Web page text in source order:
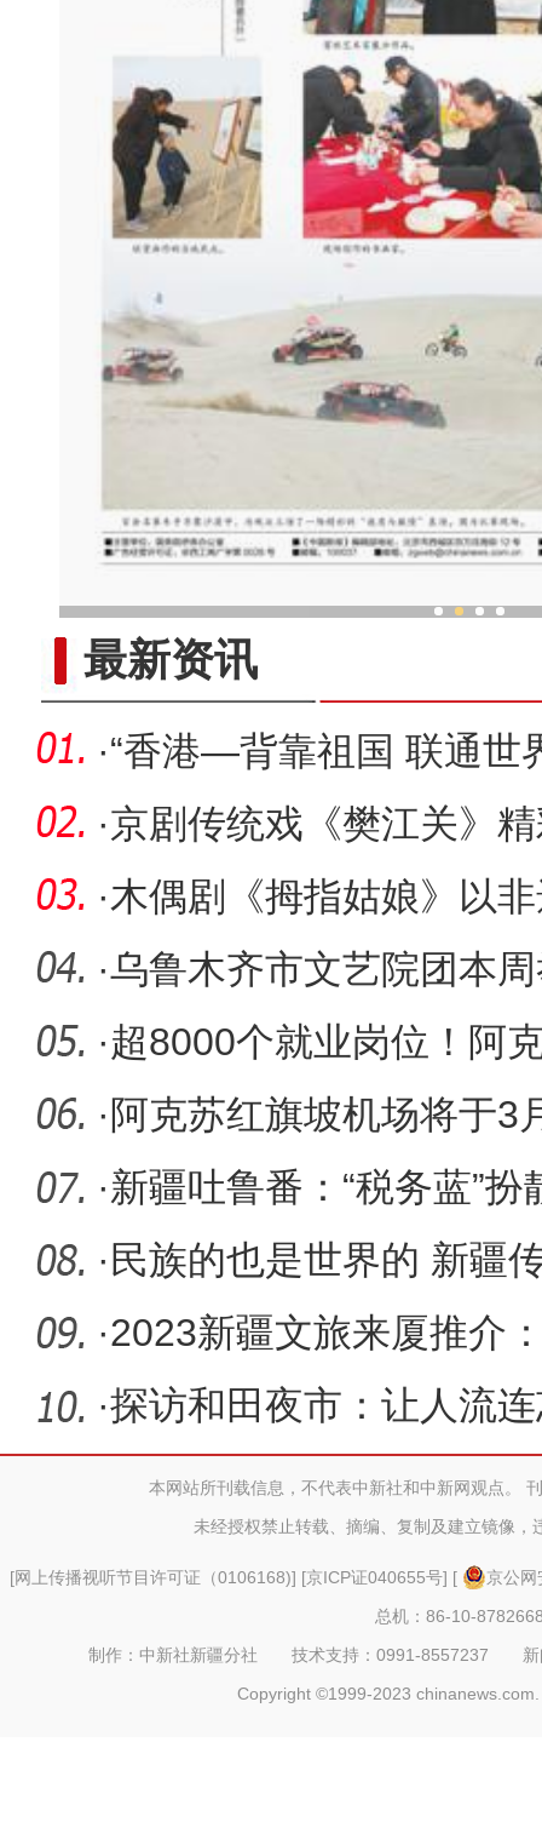
最新资讯
·“香港—背靠祖国 联通世
·京剧传统戏《樊江关》
·木偶剧《拇指姑娘》以
话
·乌鲁木齐市文艺院团本
·超8000个就业岗位！阿
模招聘会
· 阿克苏红旗坡机场将于3
疆外航线
·新疆吐鲁番：“税务蓝”扮
· 民族的也是世界的 新疆
得更远？
·2023新疆文旅来厦推介
·探访和田夜市：让人流
本网站所刊载信息，不代表中新社和中新网观点。
未经授权禁止转载、摘编、复制及建立镜像，
[网上传播视听节目许可证（0106168)] [京ICP证040655号] [
京公
总机：86-10-
制作：中新社新疆分社 技术支持：0991-8557237
Copyright ©1999-2023